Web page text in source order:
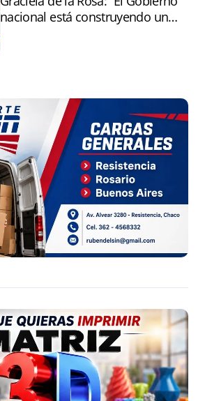
nacional está construyendo un